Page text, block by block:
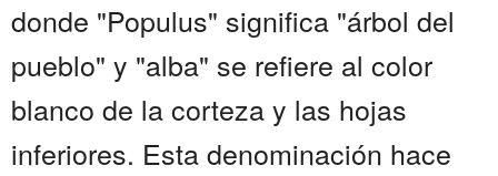
donde "Populus" significa "árbol del
pueblo" y "alba" se refiere al color
blanco de la corteza y las hojas
inferiores. Esta denominación hace